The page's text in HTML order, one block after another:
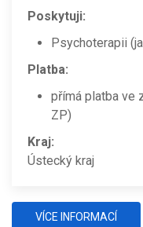
Poskytuji:
Psychoterapii
Platba:
přímá platba ve
ZP)
Kraj:
Ústecký kraj
VÍCE INFORMACÍ